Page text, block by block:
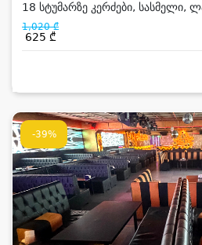
18 სტუმარზე კერძები, სასმელი,
1,020 ₾
625 ₾
-39%